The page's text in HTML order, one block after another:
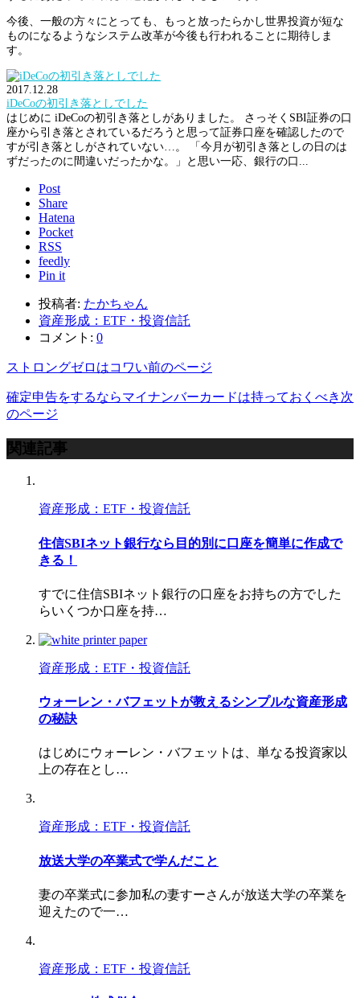
今後、一般の方々にとっても、もっと放ったらかし世界投資が短な
ものになるようなシステム改革が今後も行われることに期待しま
す。
2017.12.28
iDeCoの初引き落としでした
はじめに iDeCoの初引き落としがありました。 さっそくSBI証券の口
座から引き落とされているだろうと思って証券口座を確認したので
すが引き落としがされていない…。 「今月が初引き落としの日のは
ずだったのに間違いだったかな。」と思い一応、銀行の口...
Post
Share
Hatena
Pocket
RSS
feedly
Pin it
投稿者: たかちゃん
資産形成：ETF・投資信託
コメント: 0
ストロングゼロはコワい前のページ
確定申告をするならマイナンバーカードは持っておくべき 次
のページ
関連記事
資産形成：ETF・投資信託
住信SBIネット銀行なら目的別に口座を簡単に作成で
きる！
すでに住信SBIネット銀行の口座をお持ちの方でした
らいくつか口座を持…
資産形成：ETF・投資信託
ウォーレン・バフェットが教えるシンプルな資産形成
の秘訣
はじめにウォーレン・バフェットは、単なる投資家以
上の存在とし…
資産形成：ETF・投資信託
放送大学の卒業式で学んだこと
妻の卒業式に参加私の妻すーさんが放送大学の卒業を
迎えたので一…
資産形成：ETF・投資信託